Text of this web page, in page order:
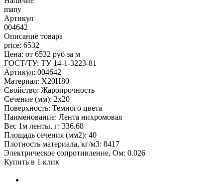
many
Артикул
004642
Описание товара
price: 6532
Цена: от 6532 руб за м
ГОСТ/ТУ: ТУ 14-1-3223-81
Артикул: 004642
Материал: Х20Н80
Свойство: Жаропрочность
Сечение (мм): 2x20
Поверхность: Темного цвета
Наименование: Лента нихромовая
Вес 1м ленты, г: 336.68
Площадь сечения (мм2): 40
Плотность материала, кг/м3: 8417
Электрическое сопротивление, Ом: 0.026
Купить в 1 клик